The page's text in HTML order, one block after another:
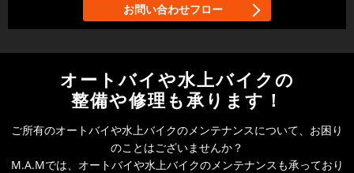
お問い合わせフロー
オートバイや水上バイクの
整備や修理も承ります！
ご所有のオートバイや水上バイクのメンテナンスについて、お困り
のことはございませんか？
M.A.Mでは、オートバイや水上バイクのメンテナンスも承っており